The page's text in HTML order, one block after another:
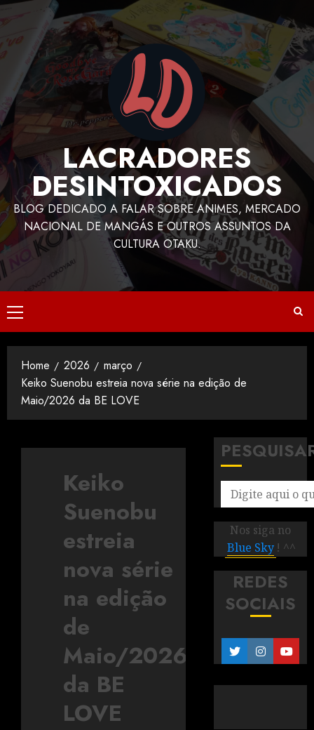
LACRADORES
DESINTOXICADOS
BLOG DEDICADO A FALAR SOBRE ANIMES, MERCADO
NACIONAL DE MANGÁS E OUTROS ASSUNTOS DA
CULTURA OTAKU.
Home 2026
março
Keiko Suenobu estreia nova série na edição de
Maio/2026 da BE LOVE
Keiko
Suenobu
estreia
nova série
na edição
de
Maio/2026
da BE
LOVE
Nos siga no
Blue Sky ! ^^
REDES
SOCIAIS